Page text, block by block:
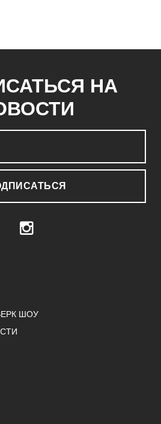
НА
ШОУ